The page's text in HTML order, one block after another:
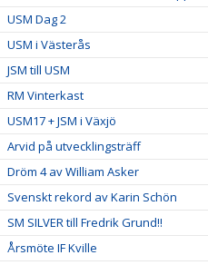
USM Dag 2
USM i Västerås
JSM till USM
RM Vinterkast
USM17 + JSM i Växjö
Arvid på utvecklingsträff
Dröm 4 av William Asker
Svenskt rekord av Karin Schön
SM SILVER till Fredrik Grund!!
Årsmöte IF Kville